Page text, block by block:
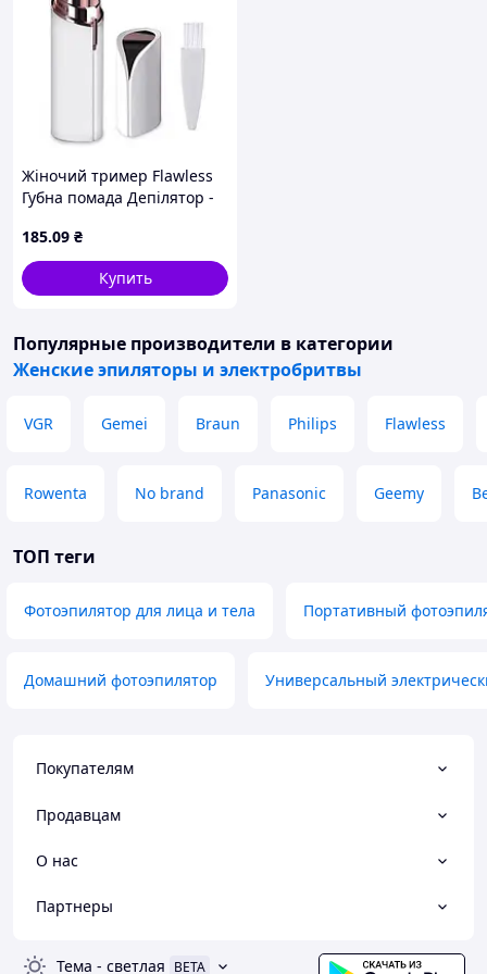
Жіночий тример Flawless
Губна помада Депілятор -
185.09 ₴
Купить
Популярные производители в категории
Женские эпиляторы и электробритвы
VGR Gemei Braun Philips Flawless
Rowenta No brand Panasonic Geemy
ТОП теги
Фотоэпилятор для лица и тела Портативный
Домашний фотоэпилятор Универсальный
Покупателям
Продавцам
О нас
Партнеры
Тема - светлая BETA